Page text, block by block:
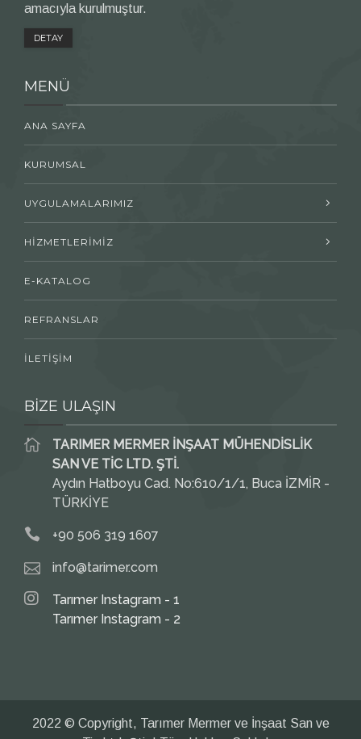
amacıyla kurulmuştur.
DETAY
MENÜ
ANA SAYFA
KURUMSAL
UYGULAMALARIMIZ
HİZMETLERİMİZ
E-KATALOG
REFRANSLAR
İLETİŞİM
BİZE ULAŞIN
TARIMER MERMER İNŞAAT MÜHENDİSLİK
SAN VE TİC LTD. ŞTİ.
Aydın Hatboyu Cad. No:610/1/1, Buca İZMİR -
TÜRKİYE
+90 506 319 1607
info@tarimer.com
Tarımer Instagram - 1
Tarımer Instagram - 2
2022 © Copyright, Tarımer Mermer ve İnşaat San ve